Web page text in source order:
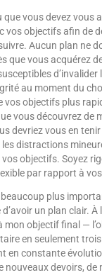
que vous devez vous
vos objectifs afin de
Aucun plan ne
que vous acquérez
d’invalider
au moment du
vos objectifs plus
vous découvrez de
devriez vous en
les distractions
vos objectifs. Soyez
par rapport à
plus
un plan clair. À
mon objectif final —
en seulement
en constante
nouveaux devoirs, de